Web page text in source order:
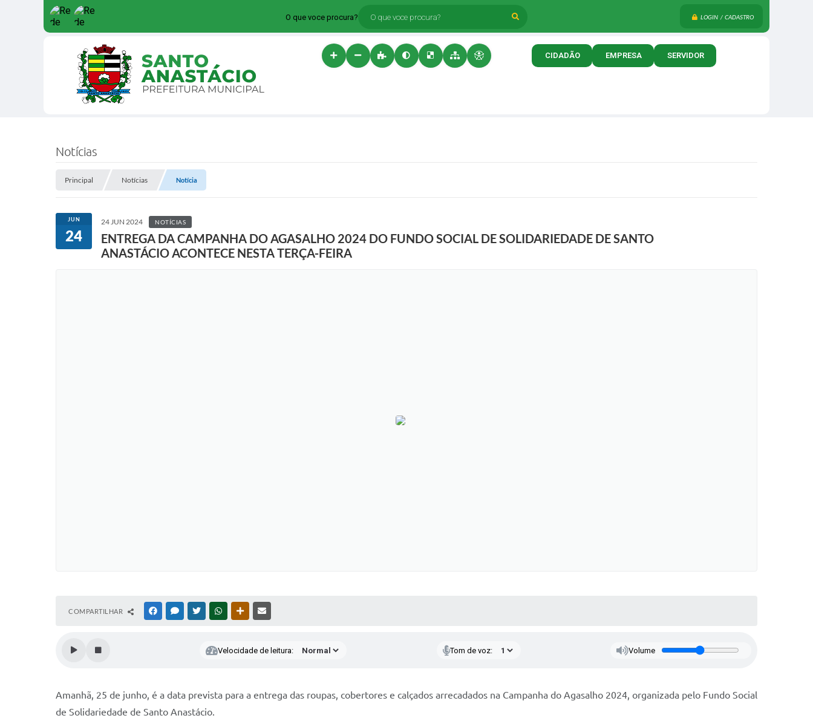
LOGIN / CADASTRO
O que voce procura?
CIDADÃO EMPRESA SERVIDOR
Notícias
Principal Notícias Notícia
JUN
24
24 JUN 2024 NOTÍCIAS
ENTREGA DA CAMPANHA DO AGASALHO 2024 DO FUNDO SOCIAL DE SOLIDARIEDADE DE SANTO
ANASTÁCIO ACONTECE NESTA TERÇA-FEIRA
COMPARTILHAR FACEBOOKMESSENGER
TWITTERWHATSAPPOUTRAS MÍDIAS
Velocidade de leitura: Tom de voz: Volume
Amanhã, 25 de junho, é a data prevista para a entrega das roupas, cobertores e calçados arrecadados na Campanha do Agasalho 2024, organizada pelo Fundo Social
de Solidariedade de Santo Anastácio.